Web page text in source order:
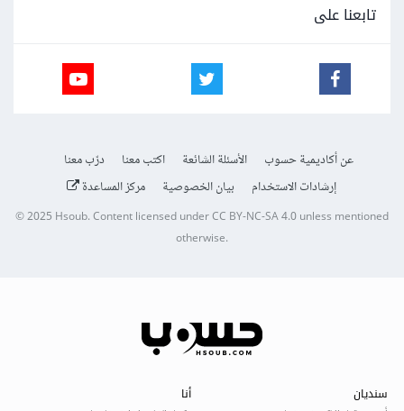
تابعنا على
عن أكاديمية حسوب الأسئلة الشائعة اكتب معنا
درّب معنا
إرشادات الاستخدام
بيان الخصوصية مركز المساعدة
© 2025Hsoub.Content licensed underCC BY-NC-SA 4.0unless mentioned
otherwise.